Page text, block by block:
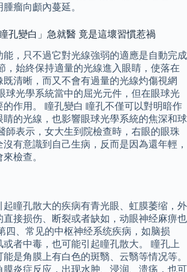
瘤向顱內蔓延。
孔變白」急就醫 竟是這壞習慣惹禍
能，只不過它對光線強弱的適應是自動完成
，始終保持適量的光線進入眼睛，使落在
清晰，而又不會有過量的光線灼傷視網
球光學系統當中的屈光元件，但在眼球光
作用。 瞳孔變白 瞳孔不僅可以對明暗作
睛的光線，也影響眼球光學系統的焦深和球
師表示，女大生到院檢查時，右眼的眼珠
有意識到自己生病，反而是因為還年輕，
檢查。
起瞳孔散大的疾病有青光眼、虹膜萎缩，外
直接损伤、断裂或者缺如，动眼神经麻痹也
四、常见的中枢神经系统疾病，如脑损
者中毒，也可能引起瞳孔散大。 瞳孔上
是角膜上有白色的斑翳、云翳等情况等。
膜炎症反应，出现水肿、浸润、溃疡，也可